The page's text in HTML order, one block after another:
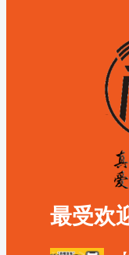
最受欢